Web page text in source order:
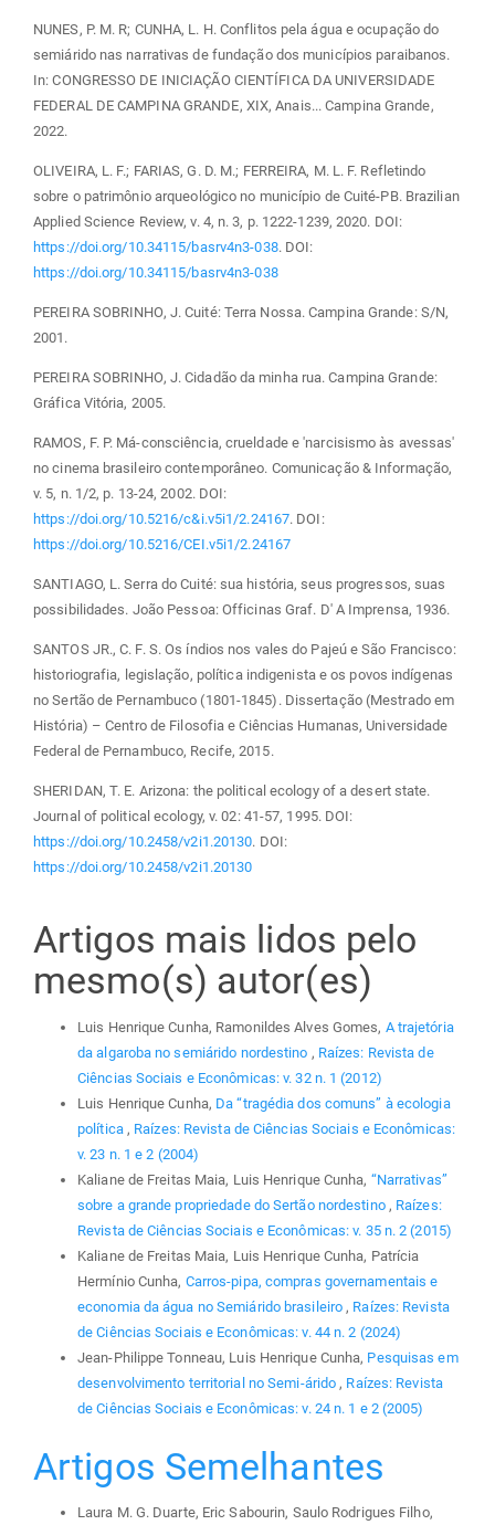
NUNES, P. M. R; CUNHA, L. H. Conflitos pela água e ocupação do
semiárido nas narrativas de fundação dos municípios paraibanos.
In: CONGRESSO DE INICIAÇÃO CIENTÍFICA DA UNIVERSIDADE
FEDERAL DE CAMPINA GRANDE, XIX, Anais... Campina Grande,
2022.
OLIVEIRA, L. F.; FARIAS, G. D. M.; FERREIRA, M. L. F. Refletindo
sobre o patrimônio arqueológico no município de Cuité-PB. Brazilian
Applied Science Review, v. 4, n. 3, p. 1222-1239, 2020. DOI:
https://doi.org/10.34115/basrv4n3-038. DOI:
https://doi.org/10.34115/basrv4n3-038
PEREIRA SOBRINHO, J. Cuité: Terra Nossa. Campina Grande: S/N,
2001.
PEREIRA SOBRINHO, J. Cidadão da minha rua. Campina Grande:
Gráfica Vitória, 2005.
RAMOS, F. P. Má-consciência, crueldade e 'narcisismo às avessas'
no cinema brasileiro contemporâneo. Comunicação & Informação,
v. 5, n. 1/2, p. 13-24, 2002. DOI:
https://doi.org/10.5216/c&i.v5i1/2.24167. DOI:
https://doi.org/10.5216/CEI.v5i1/2.24167
SANTIAGO, L. Serra do Cuité: sua história, seus progressos, suas
possibilidades. João Pessoa: Officinas Graf. D' A Imprensa, 1936.
SANTOS JR., C. F. S. Os índios nos vales do Pajeú e São Francisco:
historiografia, legislação, política indigenista e os povos indígenas
no Sertão de Pernambuco (1801-1845). Dissertação (Mestrado em
História) – Centro de Filosofia e Ciências Humanas, Universidade
Federal de Pernambuco, Recife, 2015.
SHERIDAN, T. E. Arizona: the political ecology of a desert state.
Journal of political ecology, v. 02: 41-57, 1995. DOI:
https://doi.org/10.2458/v2i1.20130. DOI:
https://doi.org/10.2458/v2i1.20130
Artigos mais lidos pelo
mesmo(s) autor(es)
Luis Henrique Cunha, Ramonildes Alves Gomes, A trajetória
da algaroba no semiárido nordestino , Raízes: Revista de
Ciências Sociais e Econômicas: v. 32 n. 1 (2012)
Luis Henrique Cunha, Da “tragédia dos comuns” à ecologia
política , Raízes: Revista de Ciências Sociais e Econômicas:
v. 23 n. 1 e 2 (2004)
Kaliane de Freitas Maia, Luis Henrique Cunha, “Narrativas”
sobre a grande propriedade do Sertão nordestino , Raízes:
Revista de Ciências Sociais e Econômicas: v. 35 n. 2 (2015)
Kaliane de Freitas Maia, Luis Henrique Cunha, Patrícia
Hermínio Cunha, Carros-pipa, compras governamentais e
economia da água no Semiárido brasileiro , Raízes: Revista
de Ciências Sociais e Econômicas: v. 44 n. 2 (2024)
Jean-Philippe Tonneau, Luis Henrique Cunha, Pesquisas em
desenvolvimento territorial no Semi-árido , Raízes: Revista
de Ciências Sociais e Econômicas: v. 24 n. 1 e 2 (2005)
Artigos Semelhantes
Laura M. G. Duarte, Eric Sabourin, Saulo Rodrigues Filho,